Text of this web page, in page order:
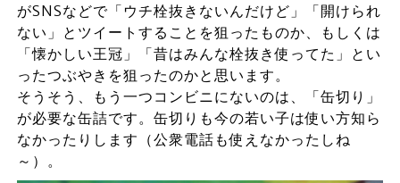
がSNSなどで「ウチ栓抜きないんだけど」「開けられ
ない」とツイートすることを狙ったものか、もしくは
「懐かしい王冠」「昔はみんな栓抜き使ってた」とい
ったつぶやきを狙ったのかと思います。
そうそう、もう一つコンビニにないのは、「缶切り」
が必要な缶詰です。缶切りも今の若い子は使い方知ら
なかったりします（公衆電話も使えなかったしね
～）。